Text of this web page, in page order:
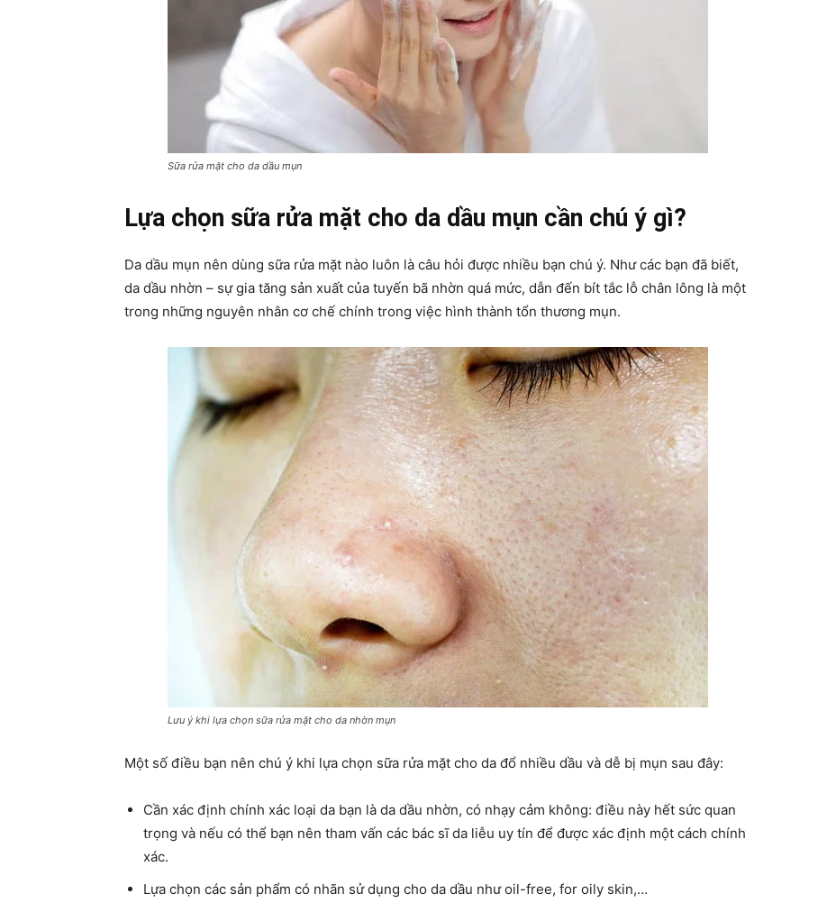
Sữa rửa mặt cho da dầu mụn
Lựa chọn sữa rửa mặt cho da dầu mụn cần chú ý gì?
Da dầu mụn nên dùng sữa rửa mặt nào luôn là câu hỏi được nhiều bạn chú ý. Như các bạn đã biết,
da dầu nhờn – sự gia tăng sản xuất của tuyến bã nhờn quá mức, dẫn đến bít tắc lỗ chân lông là một
trong những nguyên nhân cơ chế chính trong việc hình thành tổn thương mụn.
Lưu ý khi lựa chọn sữa rửa mặt cho da nhờn mụn
Một số điều bạn nên chú ý khi lựa chọn sữa rửa mặt cho da đổ nhiều dầu và dễ bị mụn sau đây:
Cần xác định chính xác loại da bạn là da dầu nhờn, có nhạy cảm không: điều này hết sức quan
trọng và nếu có thể bạn nên tham vấn các bác sĩ da liễu uy tín để được xác định một cách chính
xác.
Lựa chọn các sản phẩm có nhãn sử dụng cho da dầu như oil-free, for oily skin,…